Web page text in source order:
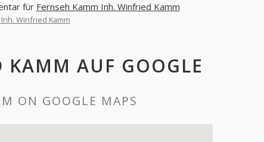
für Fernseh Kamm Inh. Winfried Kamm
Winfried Kamm
AUF GOOGLE
ON GOOGLE MAPS